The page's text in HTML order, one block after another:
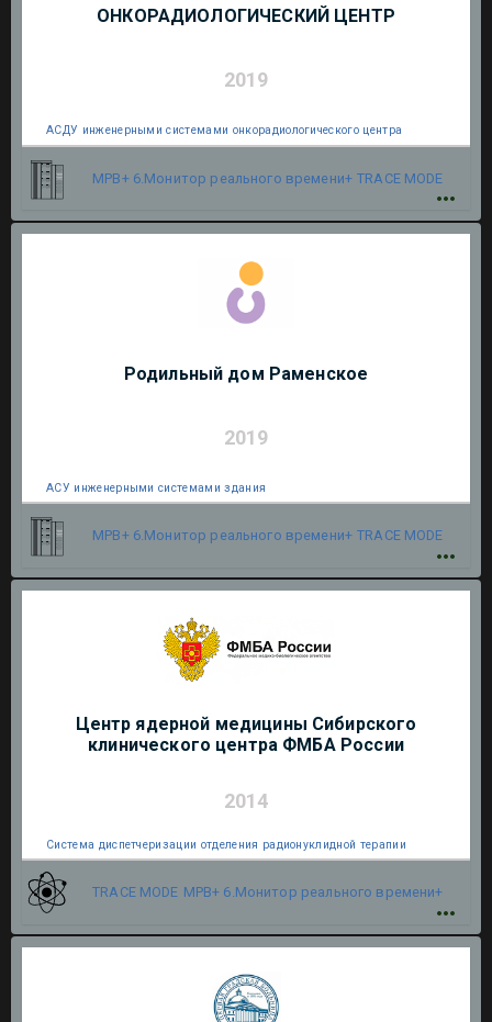
ОНКОРАДИОЛОГИЧЕСКИЙ ЦЕНТР
2019
АСДУ инженерными системами онкорадиологического центра
МРВ+ 6.Монитор реального времени+ TRACE MODE
Родильный дом Раменское
2019
АСУ инженерными системами здания
МРВ+ 6.Монитор реального времени+ TRACE MODE
Центр ядерной медицины Сибирского
клинического центра ФМБА России
2014
Cистема диспетчеризации отделения радионуклидной терапии
TRACE MODE МРВ+ 6.Монитор реального времени+